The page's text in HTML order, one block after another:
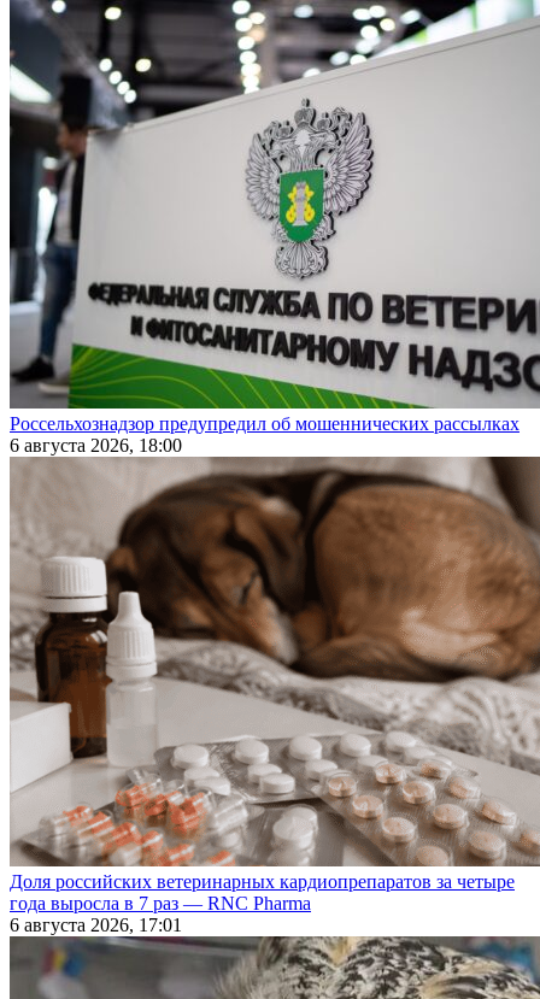
Россельхознадзор предупредил об мошеннических рассылках
6 августа 2026, 18:00
Доля российских ветеринарных кардиопрепаратов за четыре
года выросла в 7 раз — RNC Pharma
6 августа 2026, 17:01